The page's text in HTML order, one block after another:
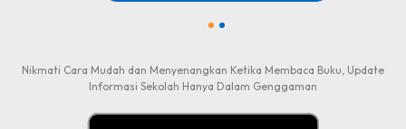
Nikmati Cara Mudah dan Menyenangkan Ketika Membaca Buku, Update
Informasi Sekolah Hanya Dalam Genggaman